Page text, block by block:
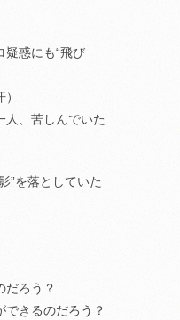
疑惑にも“飛び
人、苦しんでいた
”を落としていた
だろう？
できるのだろう？